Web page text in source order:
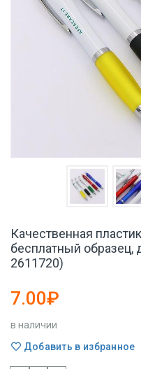
Качественная
бесплатный образец,
2611720)
7.00₽
в наличии
Добавить в избранное